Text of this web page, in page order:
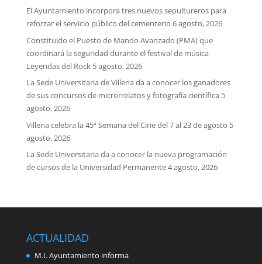
El Ayuntamiento incorpora tres nuevos sepultureros para
reforzar el servicio público del cementerio 6 agosto, 2026
Constituido el Puesto de Mando Avanzado (PMA) que
coordinará la seguridad durante el festival de música
Leyendas del Rock 5 agosto, 2026
La Sede Universitaria de Villena da a conocer los ganadores
de sus concursos de microrrelatos y fotografía científica 5
agosto, 2026
Villena celebra la 45ª Semana del Cine del 7 al 23 de agosto 5
agosto, 2026
La Sede Universitaria da a conocer la nueva programación
de cursos de la Universidad Permanente4 agosto, 2026
ACTUALIDAD
M.I. Ayuntamiento informa